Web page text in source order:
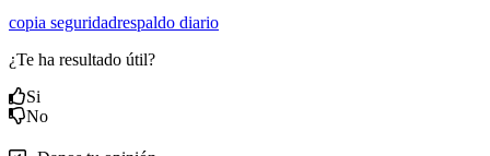
copia seguridadrespaldo diario
¿Te ha resultado útil?
Si
No